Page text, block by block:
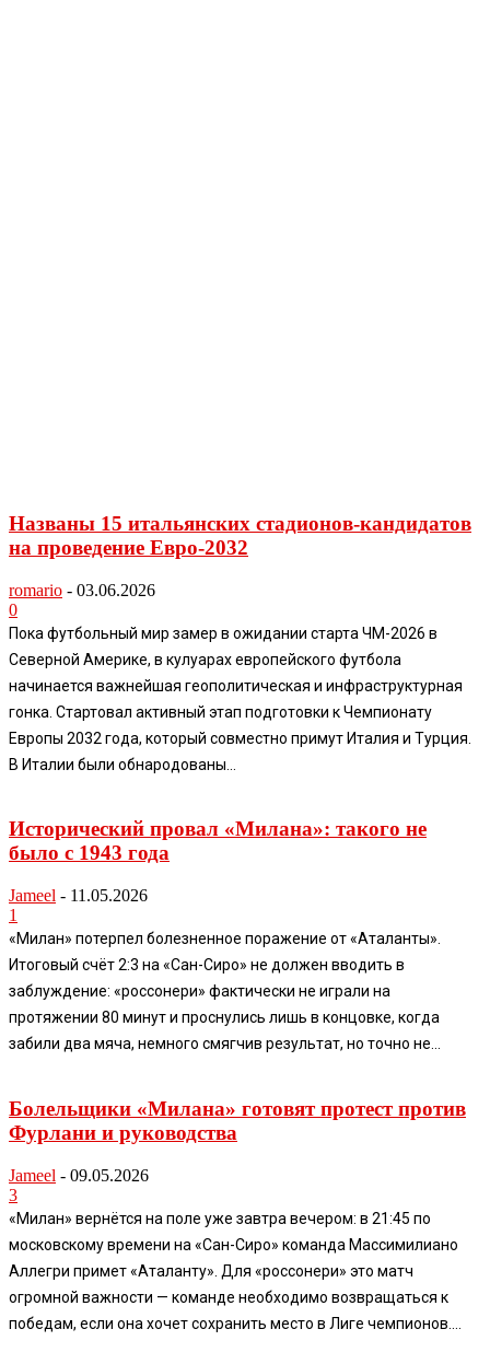
Названы 15 итальянских стадионов-кандидатов
на проведение Евро-2032
romario - 03.06.2026
0
Пока футбольный мир замер в ожидании старта ЧМ-2026 в
Северной Америке, в кулуарах европейского футбола
начинается важнейшая геополитическая и инфраструктурная
гонка. Стартовал активный этап подготовки к Чемпионату
Европы 2032 года, который совместно примут Италия и Турция.
В Италии были обнародованы...
Исторический провал «Милана»: такого не
было с 1943 года
Jameel - 11.05.2026
1
«Милан» потерпел болезненное поражение от «Аталанты».
Итоговый счёт 2:3 на «Сан-Сиро» не должен вводить в
заблуждение: «россонери» фактически не играли на
протяжении 80 минут и проснулись лишь в концовке, когда
забили два мяча, немного смягчив результат, но точно не...
Болельщики «Милана» готовят протест против
Фурлани и руководства
Jameel - 09.05.2026
3
«Милан» вернётся на поле уже завтра вечером: в 21:45 по
московскому времени на «Сан-Сиро» команда Массимилиано
Аллегри примет «Аталанту». Для «россонери» это матч
огромной важности — команде необходимо возвращаться к
победам, если она хочет сохранить место в Лиге чемпионов....